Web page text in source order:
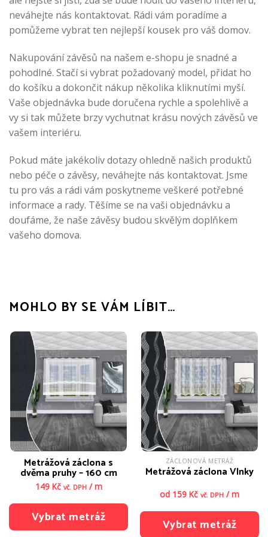
neváhejte nás kontaktovat. Rádi vám poradíme a
pomůžeme vybrat ten nejlepší kousek pro váš domov.
Nakupování závěsů na našem e-shopu je snadné a
pohodlné. Stačí si vybrat požadovaný model, přidat ho
do košíku a dokončit nákup několika kliknutími myší.
Vaše objednávka bude doručena rychle a spolehlivě a
vy si tak můžete brzy vychutnat krásu nových závěsů ve
vašem interiéru.
Pokud máte jakékoliv dotazy ohledně našich produktů
nebo péče o závěsy, neváhejte nás kontaktovat. Jsme
tu pro vás a rádi vám poskytneme veškeré potřebné
informace a rady. Těšíme se na vaši objednávku a
doufáme, že naše závěsy budou skvělým doplňkem
vašeho domova.
MOHLO BY SE VÁM LÍBIT…
Metrážová záclona s
dvěma pruhy – 160 cm
149 Kč vč. DPH/ m
Vybrat metráž
ZÁCLONOVÁ METRÁŽ
Metrážová záclona Vlnky
od 159 Kč vč. DPH / m
Vybrat metráž